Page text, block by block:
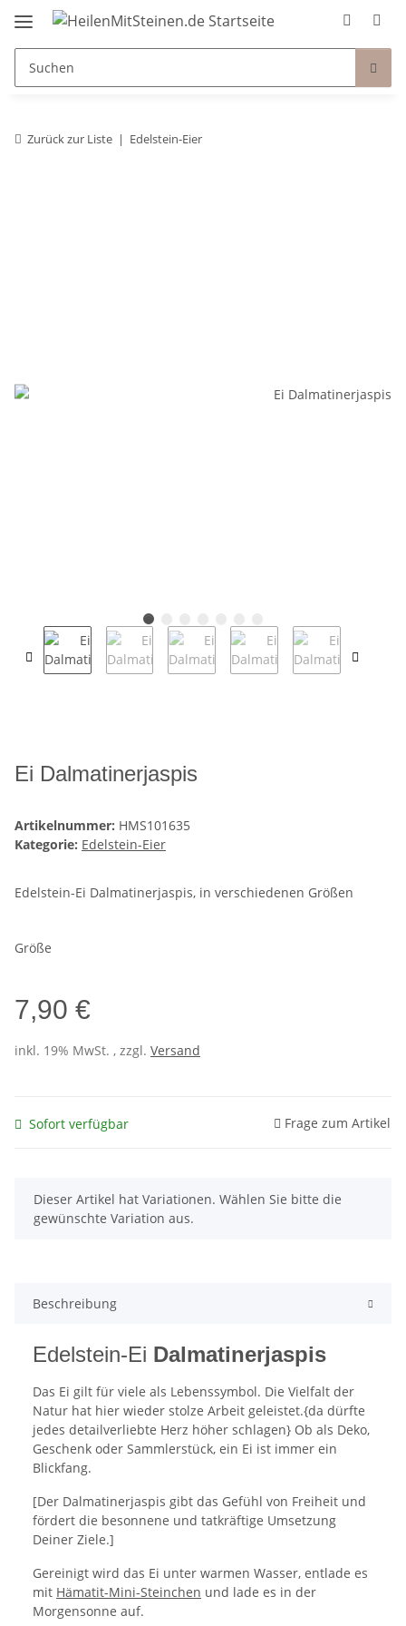
Zurück zur Liste Edelstein-Eier
Ei Dalmatinerjaspis
Artikelnummer: HMS101635
Kategorie: Edelstein-Eier
Edelstein-Ei Dalmatinerjaspis, in verschiedenen Größen
Größe
7,90 €
inkl. 19% MwSt. , zzgl. Versand
Sofort verfügbar Frage zum Artikel
x
Dieser Artikel hat Variationen. Wählen Sie bitte die
gewünschte Variation aus.
Beschreibung
Edelstein-Ei Dalmatinerjaspis
Das Ei gilt für viele als Lebenssymbol. Die Vielfalt der
Natur hat hier wieder stolze Arbeit geleistet.{da dürfte
jedes detailverliebte Herz höher schlagen} Ob als Deko,
Geschenk oder Sammlerstück, ein Ei ist immer ein
Blickfang.
[Der Dalmatinerjaspis gibt das Gefühl von Freiheit und
fördert die besonnene und tatkräftige Umsetzung
Deiner Ziele.]
Gereinigt wird das Ei unter warmen Wasser, entlade es
mit Hämatit-Mini-Steinchen und lade es in der
Morgensonne auf.